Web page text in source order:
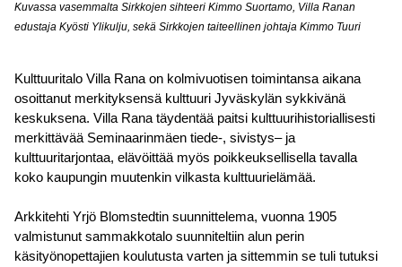
Kuvassa vasemmalta Sirkkojen sihteeri Kimmo Suortamo, Villa Ranan
edustaja Kyösti Ylikulju, sekä Sirkkojen taiteellinen johtaja Kimmo Tuuri
Kulttuuritalo Villa Rana on kolmivuotisen toimintansa aikana
osoittanut merkityksensä kulttuuri Jyväskylän sykkivänä
keskuksena. Villa Rana täydentää paitsi kulttuurihistoriallisesti
merkittävää Seminaarinmäen tiede‐, sivistys– ja
kulttuuritarjontaa, elävöittää myös poikkeuksellisella tavalla
koko kaupungin muutenkin vilkasta kulttuurielämää.
Arkkitehti Yrjö Blomstedtin suunnittelema, vuonna 1905
valmistunut sammakkotalo suunniteltiin alun perin
käsityönopettajien koulutusta varten ja sittemmin se tuli tutuksi